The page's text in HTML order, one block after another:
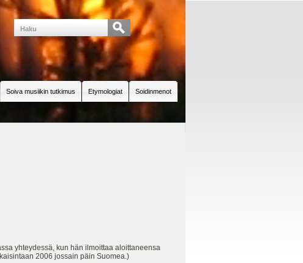
Soiva musiikin tutkimus Etymologiat Soidinmenot
yhteydessä, kun hän ilmoittaa aloittaneensa
2006 jossain päin Suomea.)